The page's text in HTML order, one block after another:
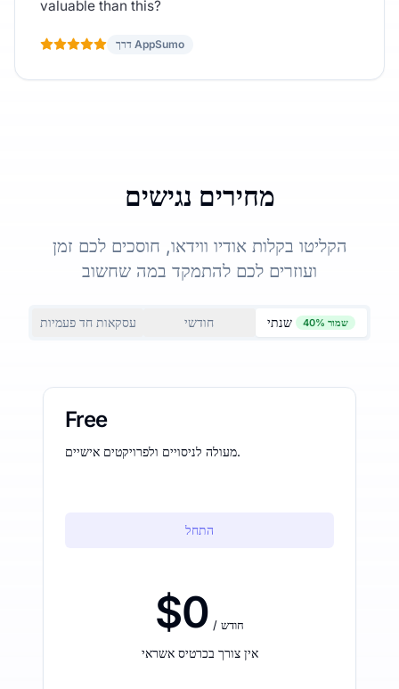
valuable than this?
דרך AppSumo
מחירים נגישים
הקליטו בקלות אודיו ווידאו, חוסכים לכם זמן
ועוזרים לכם להתמקד במה שחשוב
עסקאות חד פעמיות חודשי שנתי שמור 40%
Free
מעולה לניסויים ולפרויקטים אישיים.
התחל
$0 / חודש
אין צורך בכרטיס אשראי